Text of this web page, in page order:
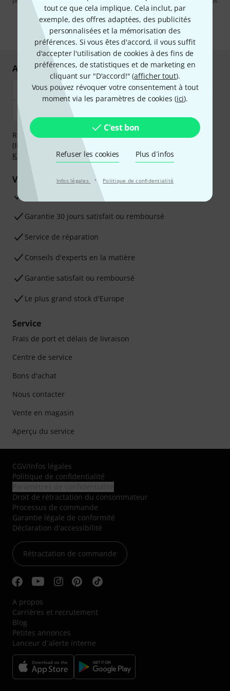
tout ce que cela implique. Cela inclut, par
exemple, des offres adaptées, des publicités
personnalisées et la mémorisation des
préférences. Si vous êtes d'accord, il vous suffit
d'accepter l'utilisation de cookies à des fins de
préférences, de statistiques et de marketing en
cliquant sur "D'accord!" (afficher tout).
Vous pouvez révoquer votre consentement à tout
moment via les paramètres de cookies (ici).
C'est bon
Refuser les cookies Plus d´infos
Infos légales · Politique de confidentialité
pouvez trouver plus d'informations à ce sujet dans notrePolitique de
confidentialité.
* Requis
Achetez et payez en toute sécurité
Réglez de manière sûre et sécurisée par Virement
(IBAN/BIC), PayPal, Amazon Pay,
Klarna Payer en 3 foisou Carte de crédit.
Vos avantages
Ga­ran­tie Thomann 3 ans
Garantie 30 jours satisfait ou remboursé
Service de réparation
Conseils d'experts en la matière
Garantie satisfait ou remboursé
Le plus grand stock d'Europe
Service
Frais de port et délais de livraison
Centre de service
Bons d'achat
Nous contacter
Vente en magasin
Aperçu du service
CGV/Infos légales
Politique de confidentialité
Droit de rétractation du consommateur
Processus de commande
Garantie légale de conformité
Déclaration d'accessibilité
Rétractation de commande
A propos
Carrières et recrutement
Blog
Petites annonces
Lanceur d´alerte interne